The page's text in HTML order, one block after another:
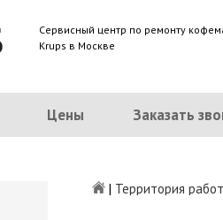
Сервисный центр по ремонту
Krups в Москве
Цены Заказать
| Территория